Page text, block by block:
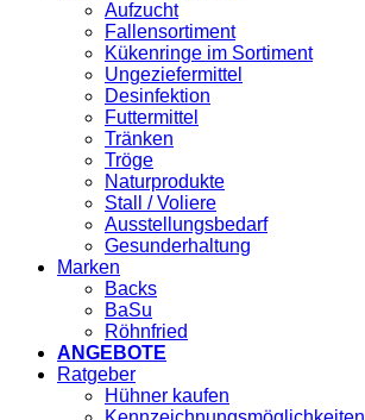
Aufzucht
Fallensortiment
Kükenringe im Sortiment
Ungeziefermittel
Desinfektion
Futtermittel
Tränken
Tröge
Naturprodukte
Stall / Voliere
Ausstellungsbedarf
Gesunderhaltung
Marken
Backs
BaSu
Röhnfried
ANGEBOTE
Ratgeber
Hühner kaufen